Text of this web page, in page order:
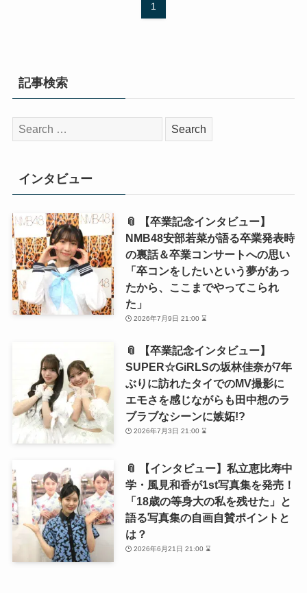
1
記事検索
検
索:
インタビュー
📎 【卒業記念インタビュー】
NMB48安部若菜が語る卒業発表時
の裏話＆卒業コンサートへの思い
「卒コンをしたいという夢があっ
たから、ここまでやってこられ
た」
2026年7月9日 21:00 ⌛
📎 【卒業記念インタビュー】
SUPER☆GiRLSの坂林佳奈が7年
ぶりに訪れたタイでのMV撮影に
エモさを感じながらも田中想のラ
ブラブなシーンに嫉妬!?
2026年7月3日 21:00 ⌛
📎 【インタビュー】私立恵比寿中
学・風見和香が1st写真集を発売！
「18歳の等身大の私を残せた」と
語る写真集の自画自賛ポイントと
は？
2026年6月21日 21:00 ⌛